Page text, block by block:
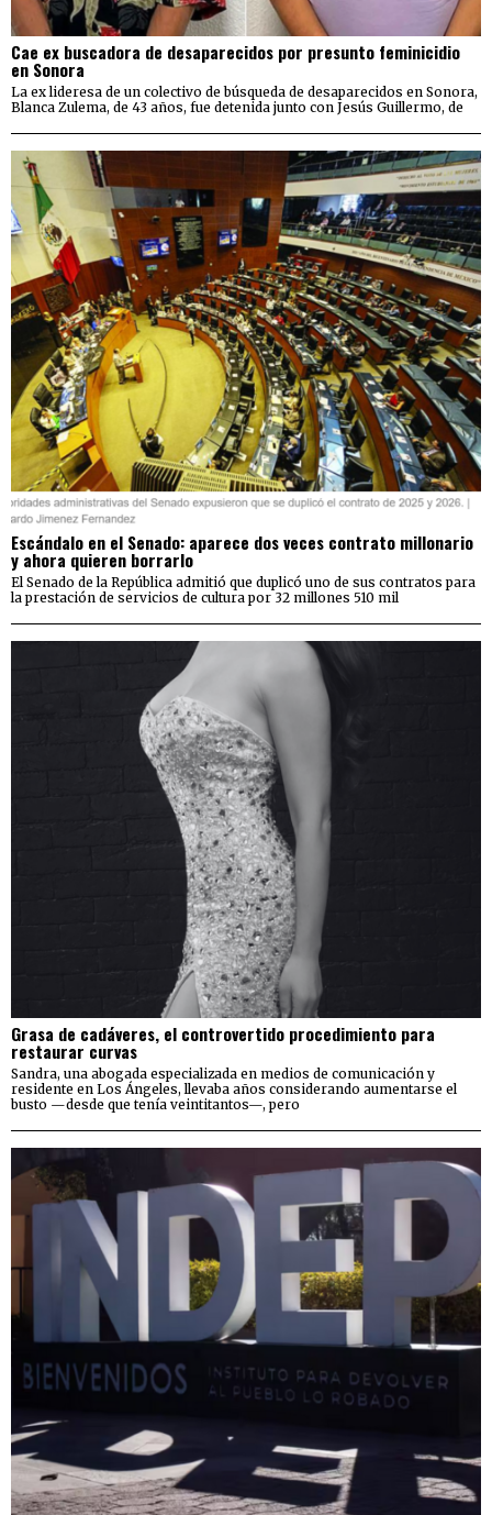
Cae ex buscadora de desaparecidos por presunto feminicidio
en Sonora
La ex lideresa de un colectivo de búsqueda de desaparecidos en Sonora,
Blanca Zulema, de 43 años, fue detenida junto con Jesús Guillermo, de
Escándalo en el Senado: aparece dos veces contrato millonario
y ahora quieren borrarlo
El Senado de la República admitió que duplicó uno de sus contratos para
la prestación de servicios de cultura por 32 millones 510 mil
Grasa de cadáveres, el controvertido procedimiento para
restaurar curvas
Sandra, una abogada especializada en medios de comunicación y
residente en Los Ángeles, llevaba años considerando aumentarse el
busto —desde que tenía veintitantos—, pero